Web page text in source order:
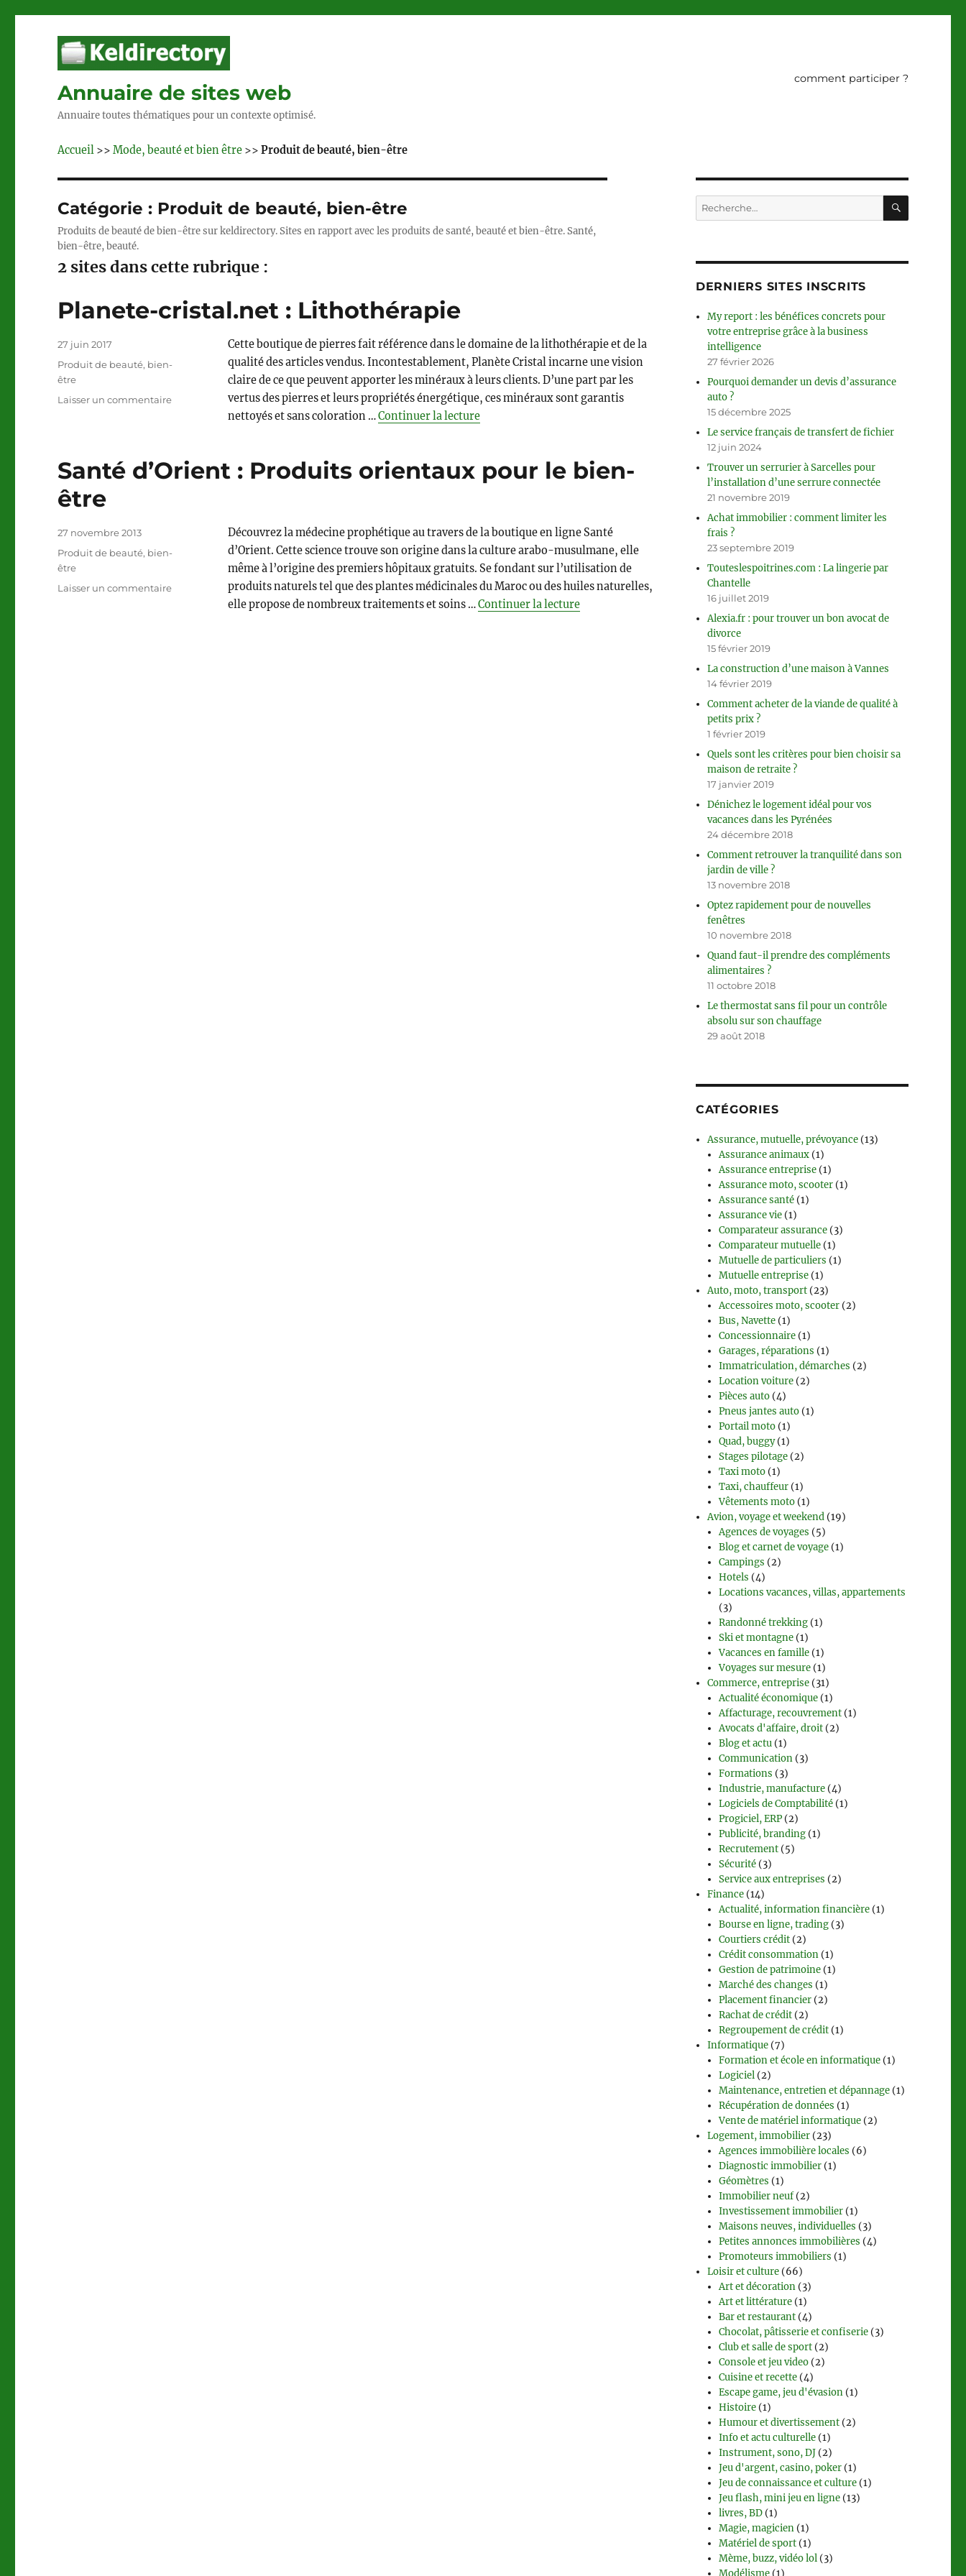
Annuaire de sites web
Annuaire toutes thématiques pour un contexte optimisé.
comment participer ?
Accueil >>Mode, beauté et bien être >>Produit de beauté, bien-être
Catégorie : Produit de beauté, bien-être
Produits de beauté de bien-être sur keldirectory. Sites en rapport avec les produits de santé, beauté et bien-être. Santé,
bien-être, beauté.
2 sites dans cette rubrique :
Planete-cristal.net : Lithothérapie
Cette boutique de pierres fait référence dans le domaine de la lithothérapie et de la
qualité des articles vendus. Incontestablement, Planète Cristal incarne une vision
claire de ce que peuvent apporter les minéraux à leurs clients. D’une part par les
vertus des pierres et leurs propriétés énergétique, ces minéraux sont garantis
nettoyés et sans coloration …Continuer la lecturede « Planete-cristal.net : Lithothérapie »
Publié
27 juin 2017
Catégories
Produit de beauté, bien-
être
Laisser un commentairesur
Lithothérapie
Santé d’Orient : Produits orientaux pour le bien-
être
Découvrez la médecine prophétique au travers de la boutique en ligne Santé
d’Orient. Cette science trouve son origine dans la culture arabo-musulmane, elle
même à l’origine des premiers hôpitaux gratuits. Se fondant sur l’utilisation de
produits naturels tel que des plantes médicinales du Maroc ou des huiles naturelles,
elle propose de nombreux traitements et soins …Continuer la lecturede « Santé d’Orient : Produits orientaux pour le bien-être »
Publié
27 novembre 2013
Catégories
Produit de beauté, bien-
être
Laisser un commentairesur
Recherche
pour :
DERNIERS SITES INSCRITS
My report : les bénéfices concrets pour
votre entreprise grâce à la business
intelligence
27 février 2026
Pourquoi demander un devis d’assurance
auto ?
15 décembre 2025
Le service français de transfert de fichier
12 juin 2024
Trouver un serrurier à Sarcelles pour
l’installation d’une serrure connectée
21 novembre 2019
Achat immobilier : comment limiter les
frais ?
23 septembre 2019
Touteslespoitrines.com : La lingerie par
Chantelle
16 juillet 2019
Alexia.fr : pour trouver un bon avocat de
divorce
15 février 2019
La construction d’une maison à Vannes
14 février 2019
Comment acheter de la viande de qualité à
petits prix ?
1 février 2019
Quels sont les critères pour bien choisir sa
maison de retraite ?
17 janvier 2019
Dénichez le logement idéal pour vos
vacances dans les Pyrénées
24 décembre 2018
Comment retrouver la tranquilité dans son
jardin de ville ?
13 novembre 2018
Optez rapidement pour de nouvelles
fenêtres
10 novembre 2018
Quand faut-il prendre des compléments
alimentaires ?
11 octobre 2018
Le thermostat sans fil pour un contrôle
absolu sur son chauffage
29 août 2018
CATÉGORIES
Assurance, mutuelle, prévoyance (13)
Assurance animaux (1)
Assurance entreprise (1)
Assurance moto, scooter (1)
Assurance santé (1)
Assurance vie (1)
Comparateur assurance (3)
Comparateur mutuelle (1)
Mutuelle de particuliers (1)
Mutuelle entreprise (1)
Auto, moto, transport (23)
Accessoires moto, scooter (2)
Bus, Navette (1)
Concessionnaire (1)
Garages, réparations (1)
Immatriculation, démarches (2)
Location voiture (2)
Pièces auto (4)
Pneus jantes auto (1)
Portail moto (1)
Quad, buggy(1)
Stages pilotage (2)
Taxi moto (1)
Taxi, chauffeur (1)
Vêtements moto (1)
Avion, voyage et weekend (19)
Agences de voyages (5)
Blog et carnet de voyage (1)
Campings (2)
Hotels (4)
Locations vacances, villas, appartements
(3)
Randonné trekking (1)
Ski et montagne (1)
Vacances en famille (1)
Voyages sur mesure (1)
Commerce, entreprise (31)
Actualité économique (1)
Affacturage, recouvrement (1)
Avocats d'affaire, droit (2)
Blog et actu (1)
Communication (3)
Formations (3)
Industrie, manufacture (4)
Logiciels de Comptabilité (1)
Progiciel, ERP (2)
Publicité, branding (1)
Recrutement (5)
Sécurité (3)
Service aux entreprises (2)
Finance (14)
Actualité, information financière (1)
Bourse en ligne, trading (3)
Courtiers crédit (2)
Crédit consommation (1)
Gestion de patrimoine (1)
Marché des changes (1)
Placement financier (2)
Rachat de crédit (2)
Regroupement de crédit (1)
Informatique (7)
Formation et école en informatique (1)
Logiciel (2)
Maintenance, entretien et dépannage (1)
Récupération de données (1)
Vente de matériel informatique (2)
Logement, immobilier (23)
Agences immobilière locales (6)
Diagnostic immobilier (1)
Géomètres (1)
Immobilier neuf(2)
Investissement immobilier (1)
Maisons neuves, individuelles (3)
Petites annonces immobilières (4)
Promoteurs immobiliers (1)
Loisir et culture (66)
Art et décoration (3)
Art et littérature (1)
Bar et restaurant (4)
Chocolat, pâtisserie et confiserie (3)
Club et salle de sport (2)
Console et jeu video (2)
Cuisine et recette (4)
Escape game, jeu d'évasion (1)
Histoire (1)
Humour et divertissement (2)
Info et actu culturelle (1)
Instrument, sono, DJ (2)
Jeu d'argent, casino, poker (1)
Jeu de connaissance et culture (1)
Jeu flash, mini jeu en ligne (13)
livres, BD (1)
Magie, magicien (1)
Matériel de sport (1)
Mème, buzz, vidéo lol (3)
Modélisme (1)